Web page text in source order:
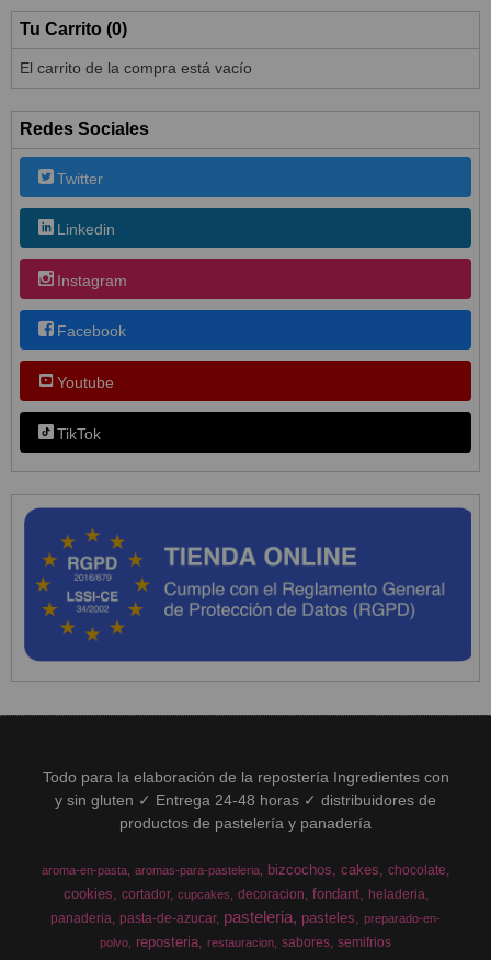
Tu Carrito (0)
El carrito de la compra está vacío
Redes Sociales
Twitter
Linkedin
Instagram
Facebook
Youtube
TikTok
Todo para la elaboración de la repostería Ingredientes con
y sin gluten ✓ Entrega 24-48 horas ✓ distribuidores de
productos de pastelería y panadería
aroma-en-pasta aromas-para-pasteleria bizcochos cakes chocolate
cookies cortador cupcakes decoracion fondant
heladeria
panaderia pasta-de-azucar pasteleria pasteles
preparado-en-
polvo
reposteria restauracion sabores semifrios